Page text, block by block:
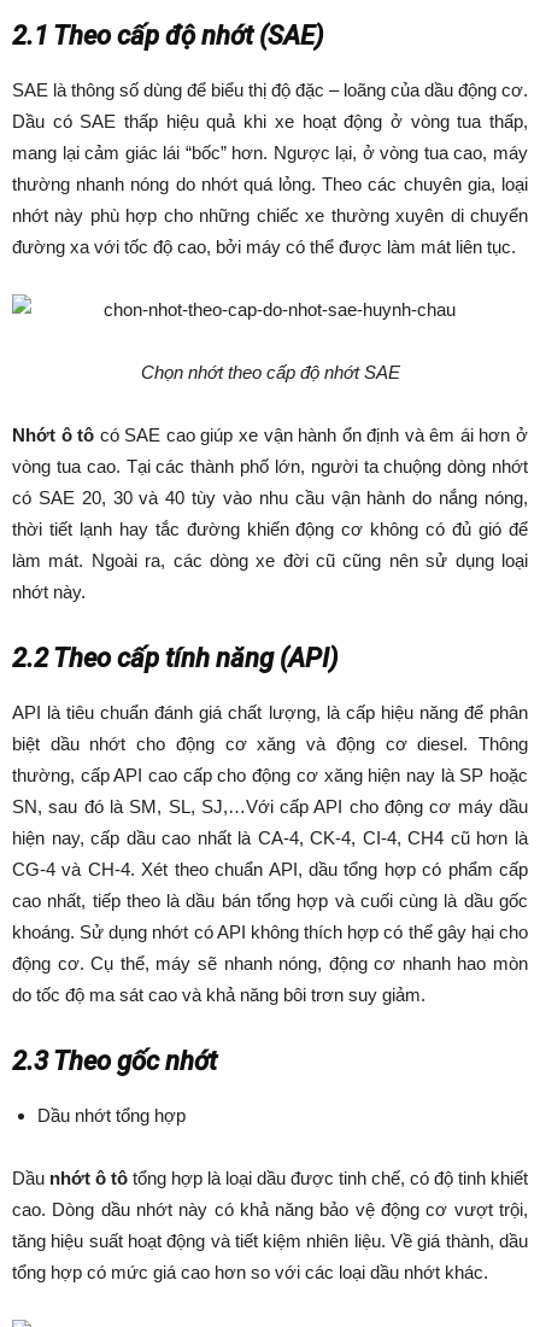
2.1 Theo cấp độ nhớt (SAE)
SAE là thông số dùng để biểu thị độ đặc – loãng của dầu động cơ.
Dầu có SAE thấp hiệu quả khi xe hoạt động ở vòng tua thấp,
mang lại cảm giác lái “bốc” hơn. Ngược lại, ở vòng tua cao, máy
thường nhanh nóng do nhớt quá lỏng. Theo các chuyên gia, loại
nhớt này phù hợp cho những chiếc xe thường xuyên di chuyển
đường xa với tốc độ cao, bởi máy có thể được làm mát liên tục.
Chọn nhớt theo cấp độ nhớt SAE
Nhớt ô tô có SAE cao giúp xe vận hành ổn định và êm ái hơn ở
vòng tua cao. Tại các thành phố lớn, người ta chuộng dòng nhớt
có SAE 20, 30 và 40 tùy vào nhu cầu vận hành do nắng nóng,
thời tiết lạnh hay tắc đường khiến động cơ không có đủ gió để
làm mát. Ngoài ra, các dòng xe đời cũ cũng nên sử dụng loại
nhớt này.
2.2 Theo cấp tính năng (API)
API là tiêu chuẩn đánh giá chất lượng, là cấp hiệu năng để phân
biệt dầu nhớt cho động cơ xăng và động cơ diesel. Thông
thường, cấp API cao cấp cho động cơ xăng hiện nay là SP hoặc
SN, sau đó là SM, SL, SJ,…Với cấp API cho động cơ máy dầu
hiện nay, cấp dầu cao nhất là CA-4, CK-4, CI-4, CH4 cũ hơn là
CG-4 và CH-4. Xét theo chuẩn API, dầu tổng hợp có phẩm cấp
cao nhất, tiếp theo là dầu bán tổng hợp và cuối cùng là dầu gốc
khoáng. Sử dụng nhớt có API không thích hợp có thể gây hại cho
động cơ. Cụ thể, máy sẽ nhanh nóng, động cơ nhanh hao mòn
do tốc độ ma sát cao và khả năng bôi trơn suy giảm.
2.3 Theo gốc nhớt
Dầu nhớt tổng hợp
Dầu nhớt ô tô tổng hợp là loại dầu được tinh chế, có độ tinh khiết
cao. Dòng dầu nhớt này có khả năng bảo vệ động cơ vượt trội,
tăng hiệu suất hoạt động và tiết kiệm nhiên liệu. Về giá thành, dầu
tổng hợp có mức giá cao hơn so với các loại dầu nhớt khác.